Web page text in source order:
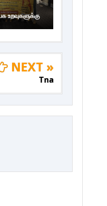
உறவுகளுக்கு
NEXT »
Tna